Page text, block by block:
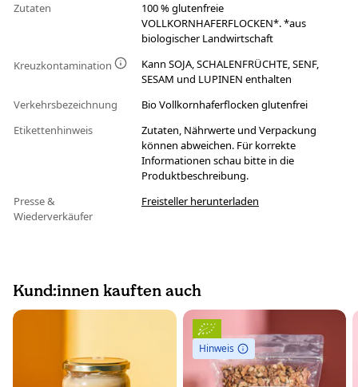
Zutaten
100 % glutenfreie
VOLLKORNHAFERFLOCKEN*. *aus
biologischer Landwirtschaft
Kreuzkontamination
Kann SOJA, SCHALENFRÜCHTE, SENF,
SESAM und LUPINEN enthalten
Verkehrsbezeichnung
Bio Vollkornhaferflocken glutenfrei
Etikettenhinweis
Zutaten, Nährwerte und Verpackung
können abweichen. Für korrekte
Informationen schau bitte in die
Produktbeschreibung.
Presse &
Wiederverkäufer
Freisteller herunterladen
Kund:innen kauften auch
Hinweis